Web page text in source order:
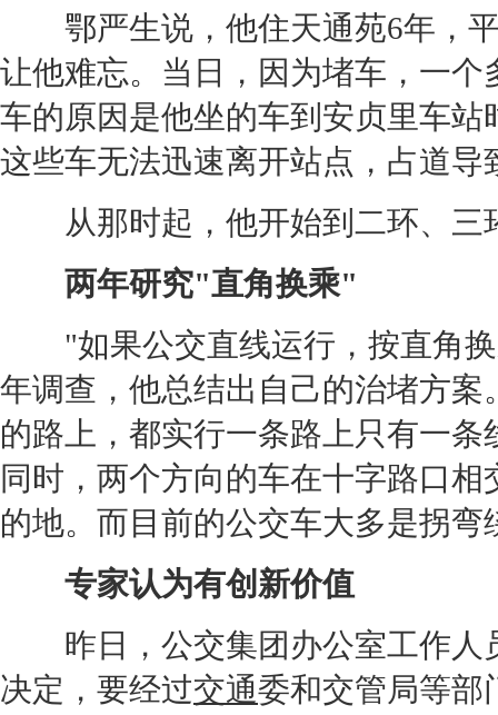
鄂严生说，他住天通苑6年，平
让他难忘。当日，因为堵车，一
车的原因是他坐的车到安贞里车
这些车无法迅速离开站点，占道导
从那时起，他开始到二环、三
两年研究"直角换乘"
"如果公交直线运行，按直角换
年调查，他总结出自己的治堵方
的路上，都实行一条路上只有一
同时，两个方向的车在十字路口
的地。而目前的公交车大多是拐
专家认为有创新价值
昨日，公交集团办公室工作人
决定，要经过交通委和交管局等部